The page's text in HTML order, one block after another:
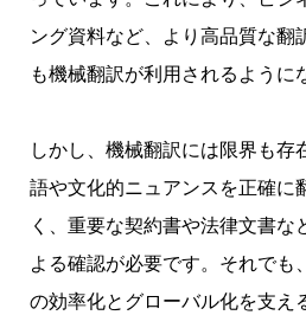
ング資料など、より高品質な翻
も機械翻訳が利用されるように
しかし、機械翻訳には限界も存
語や文化的ニュアンスを正確に
く、重要な契約書や法律文書な
よる確認が必要です。それでも
の効率化とグローバル化を支え